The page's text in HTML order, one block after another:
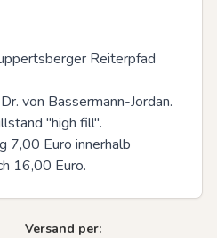
Reiterpfad
von Bassermann-Jordan.
"high fill".
7,00 Euro innerhalb
16,00 Euro.
Versand per: